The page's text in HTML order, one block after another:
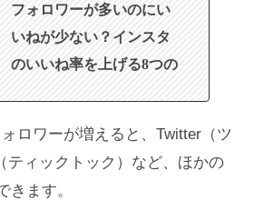
フォロワーが多いのにい
いねが少ない？インスタ
のいいね率を上げる8つの
ロワーが増えると、Twitter（ツ
ティックトック）など、ほかの
きます。